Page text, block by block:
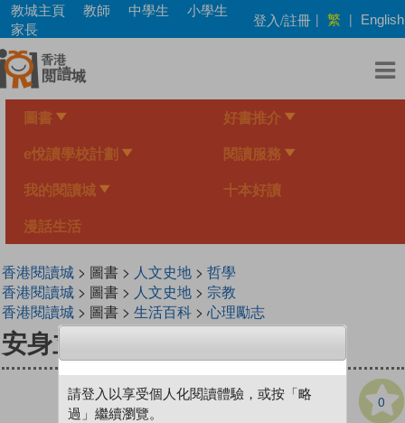
Skip
main
content
教城主頁 教師 中學生
小學生
家長
登入/註冊 | 繁 | English
圖書 好書推介
e悅讀學校計劃 閱讀服務
我的閱讀城 十本好讀
漫話生活
香港閱讀城> 圖書 > 人文史地> 哲學
香港閱讀城> 圖書 > 人文史地> 宗教
香港閱讀城> 圖書 > 生活百科> 心理勵志
安身立命──活用孔子心理學
0
請登入以享受個人化閱讀體驗，或按「略
過」繼續瀏覽。